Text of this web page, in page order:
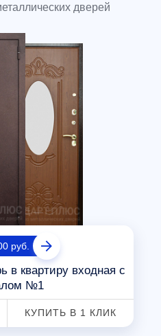
дверей
руб.
в квартиру входная с
№1
КУПИТЬ В 1 КЛИК